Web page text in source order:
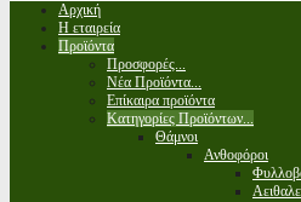
Αρχική
Η εταιρεία
Προϊόντα
Προσφορές...
Νέα Προϊόντα...
Επίκαιρα προϊόντα
Κατηγορίες Προϊόντων...
Θάμνοι
Ανθοφόροι